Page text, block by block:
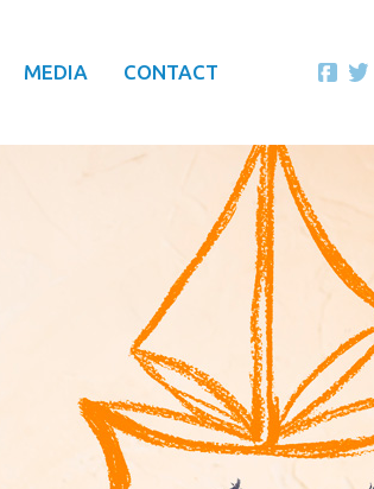
MEDIA CONTACT